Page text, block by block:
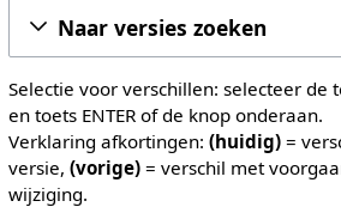
Naar versies zoeken
Selectie voor verschillen: selecteer de
en toets ENTER of de knop onderaan.
Verklaring afkortingen: (huidig)=
versie, (vorige)= verschil met
wijziging.